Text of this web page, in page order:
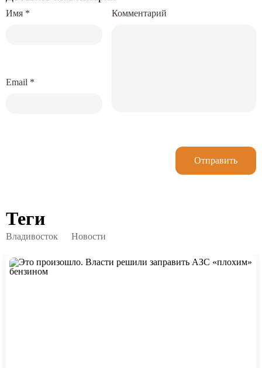
Комментарий
Имя *
Email *
Отправить
Теги
Владивосток Новости